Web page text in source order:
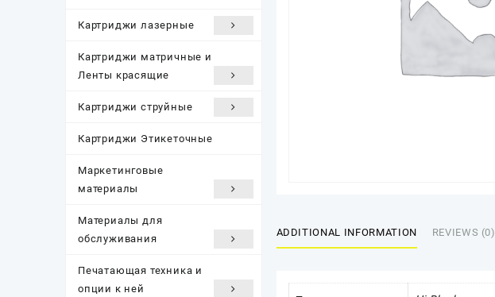
Картриджи лазерные
Картриджи матричные и
Ленты красящие
Картриджи струйные
Картриджи Этикеточные
Маркетинговые
материалы
Материалы для
обслуживания
Печатающая техника и
опции к ней
ADDITIONAL INFORMATION REVIEWS (0)